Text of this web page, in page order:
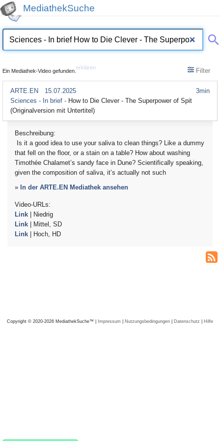
MediathekSuche
Ein Mediathek-Video gefunden.
erklären Filter
3min
ARTE.EN
15.07.2025
Sciences - In brief - How to Die Clever - The Superpower of Spit
(Originalversion mit Untertitel)
Beschreibung:
Is it a good idea to use your saliva to clean things? Like a dummy
that fell on the floor, or a stain on a table? How about washing
Timothée Chalamet’s sandy face in Dune? Scientifically speaking,
given the composition of saliva, it’s actually not such
» In der ARTE.EN Mediathek ansehen
Video-URLs:
Link | Niedrig
Link | Mittel, SD
Link | Hoch, HD
Copyright © 2020-2026 MediathekSuche™ | Impressum | Nutzungsbedingungen | Datenschutz | Hilfe